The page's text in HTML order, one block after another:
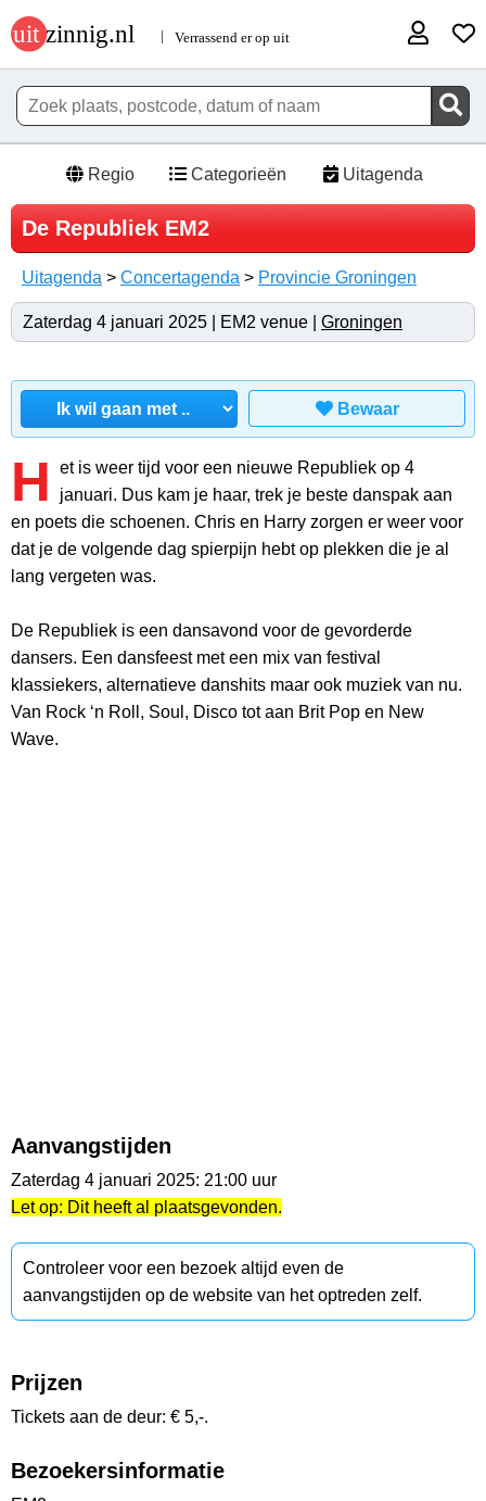
Regio Categorieën Uitagenda
De Republiek EM2
Uitagenda > Concertagenda > Provincie Groningen
Zaterdag 4 januari 2025 | EM2 venue | Groningen
Bewaar
H
et is weer tijd voor een nieuwe Republiek op 4
januari. Dus kam je haar, trek je beste danspak aan
en poets die schoenen. Chris en Harry zorgen er weer voor
dat je de volgende dag spierpijn hebt op plekken die je al
lang vergeten was.
De Republiek is een dansavond voor de gevorderde
dansers. Een dansfeest met een mix van festival
klassiekers, alternatieve danshits maar ook muziek van nu.
Van Rock ‘n Roll, Soul, Disco tot aan Brit Pop en New
Wave.
Aanvangstijden
Zaterdag 4 januari 2025: 21:00 uur
Let op: Dit heeft al plaatsgevonden.
Controleer voor een bezoek altijd even de
aanvangstijden op de website van het optreden zelf.
Prijzen
Tickets aan de deur: € 5,-.
Bezoekersinformatie